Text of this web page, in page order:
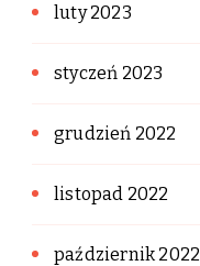
luty 2023
styczeń 2023
grudzień 2022
listopad 2022
październik 2022